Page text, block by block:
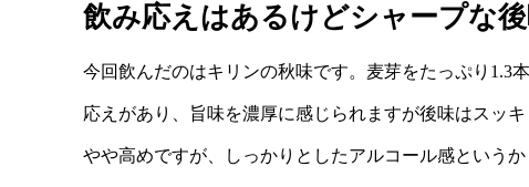
飲み応えはあるけどシャープな
今回飲んだのはキリンの秋味です。麦芽をたっぷり1.3
応えがあり、旨味を濃厚に感じられますが後味はスッ
やや高めですが、しっかりとしたアルコール感という